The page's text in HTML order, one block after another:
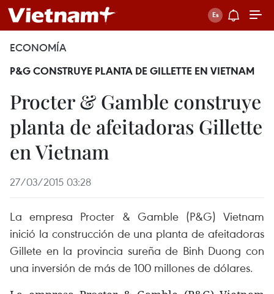
ECONOMÍA
P&G CONSTRUYE PLANTA DE GILLETTE EN VIETNAM
Procter & Gamble construye
planta de afeitadoras Gillette
en Vietnam
27/03/2015 03:28
La empresa Procter & Gamble (P&G) Vietnam
inició la construcción de una planta de afeitadoras
Gillete en la provincia sureña de Binh Duong con
una inversión de más de 100 millones de dólares.